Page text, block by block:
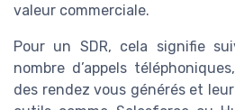
valeur commerciale.
Pour un SDR, cela signifie
nombre d’appels
des rendez vous générés et